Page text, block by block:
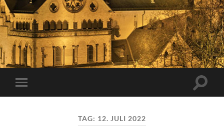
Mobile-
Menü
TAG: 12. JULI 2022